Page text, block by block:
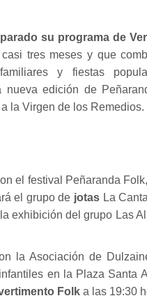
su programa de
tres meses y que
y fiestas
edición de
la Virgen de los Remedios.
el festival Peñaranda
el grupo de jotasLa
exhibición del grupo Las
la Asociación de
en la Plaza Santa
Folk a las 19:30